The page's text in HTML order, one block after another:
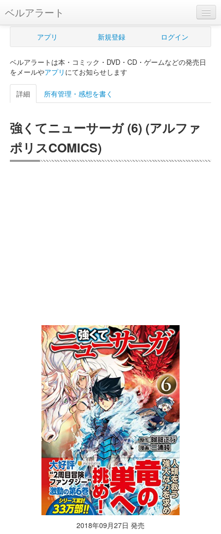
ベルアラート
ベルアラートとは
新規登録
ログイン
購入管理
Myシェルフ
アプリ 新規登録 ログイン
ベルアラートは本・コミック・DVD・CD・ゲームなどの発売日
をメールやアプリ にてお知らせします
詳細 所有管理・感想を書く
強くてニューサーガ (6) (アルファ
ポリスCOMICS)
2018年09月27日 発売